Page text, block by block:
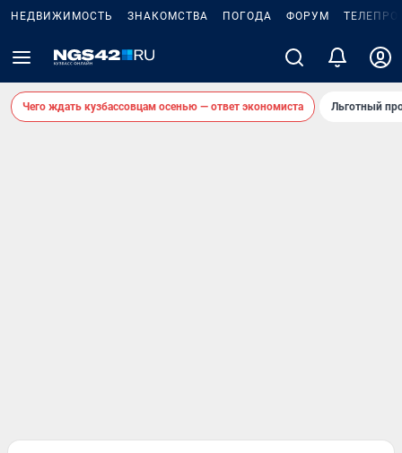
НЕДВИЖИМОСТЬ ЗНАКОМСТВА ПОГОДА ФОРУМ
Чего ждать кузбассовцам осенью — ответ экономиста Льготный